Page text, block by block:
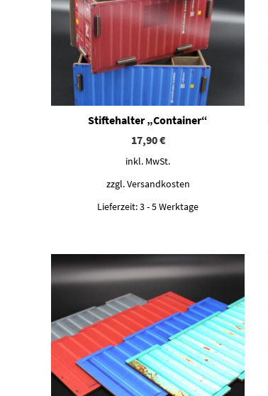
Stiftehalter „Container“
17,90€
inkl. MwSt.
zzgl.Versandkosten
Lieferzeit:3 - 5 Werktage
Dieses Produkt weist mehrere Varianten auf. Die Optionen können auf der Produktseite gewählt werden